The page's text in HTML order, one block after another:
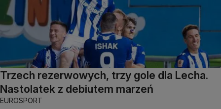
Trzech rezerwowych, trzy gole dla Lecha.
Nastolatek z debiutem marzeń
EUROSPORT